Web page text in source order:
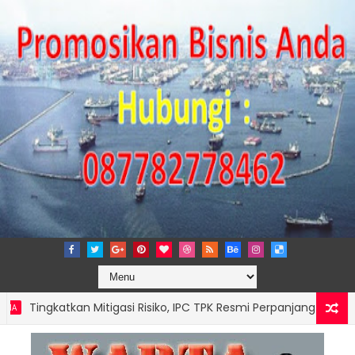
Mitigasi Risiko, IPC TPK Resmi Perpanjang Sinergi